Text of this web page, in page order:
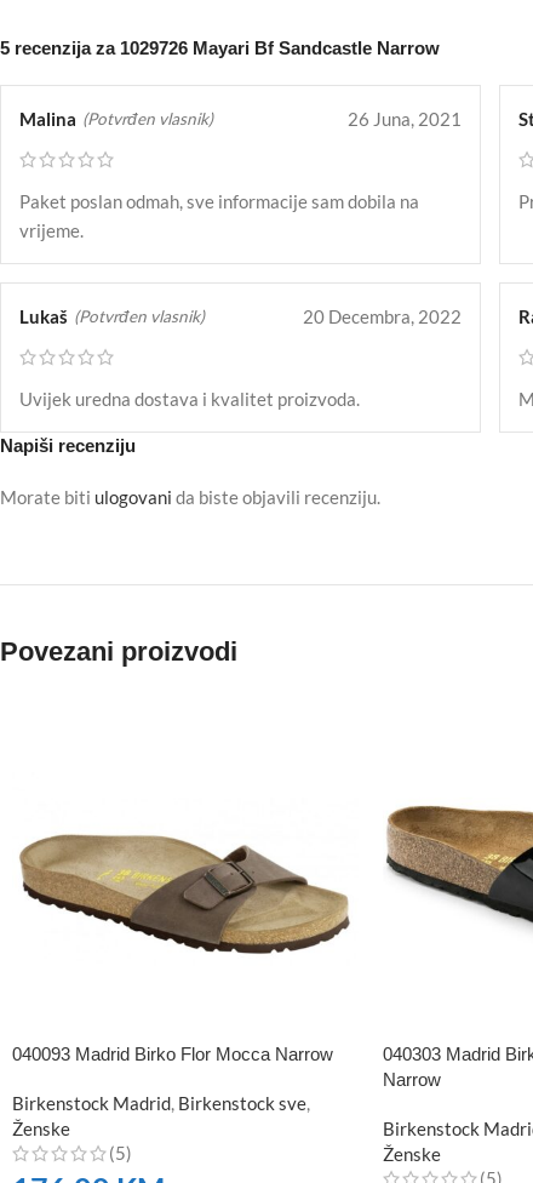
5 recenzija za 1029726 Mayari Bf Sandcastle Narrow
Malina (Potvrđen vlasnik) 26 Juna, 2021
Paket poslan odmah, sve informacije sam dobila na
vrijeme.
Lukaš (Potvrđen vlasnik) 20 Decembra, 2022
Uvijek uredna dostava i kvalitet proizvoda.
Napiši recenziju
Morate biti ulogovani da biste objavili recenziju.
Povezani proizvodi
040093 Madrid Birko Flor Mocca Narrow
Birkenstock Madrid, Birkenstock sve,
Ženske
(5)
040303 Madrid
Narrow
Birkenstock
Ženske
(5)